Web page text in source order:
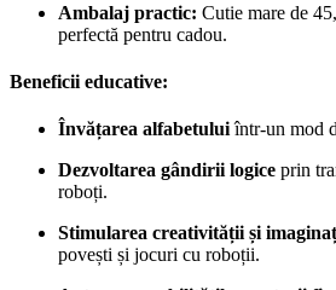
Ambalaj practic: Cutie mare de
perfectă pentru cadou.
Beneficii educative:
Învățarea alfabetuluiîntr-un mod
Dezvoltarea gândirii logice prin
roboți.
Stimularea creativității și
povești și jocuri cu roboții.